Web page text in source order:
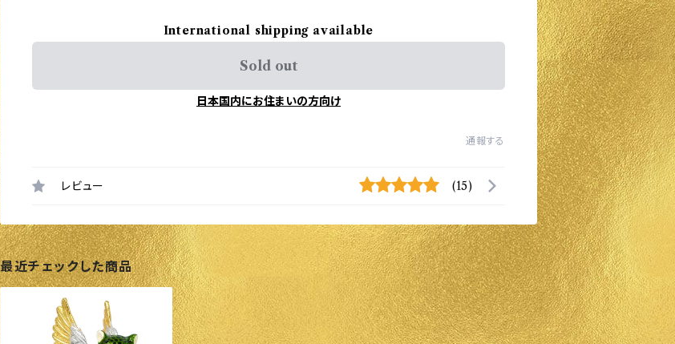
International shipping available
Sold out
日本国内にお住まいの方向け
通報する
レビュー (15)
最近チェックした商品